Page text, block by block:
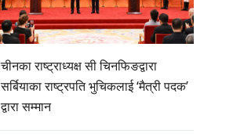
चीनका राष्ट्राध्यक्ष सी चिनफिङद्वारा
सर्बियाका राष्ट्रपति भुचिकलाई ‘मैत्री पदक’
द्वारा सम्मान